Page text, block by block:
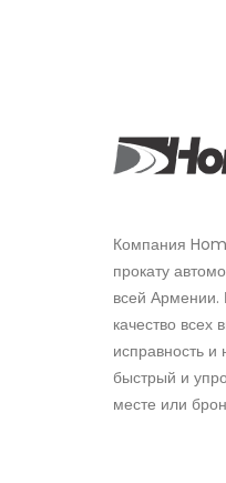
Компания
прокату
всей Армении.
качество всех
исправность
быстрый и
месте или